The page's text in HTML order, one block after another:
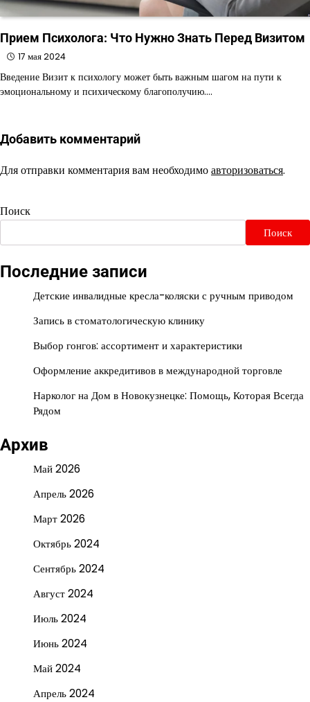
Прием Психолога: Что Нужно Знать Перед Визитом
17 мая 2024
Введение Визит к психологу может быть важным шагом на пути к
эмоциональному и психическому благополучию.…
Добавить комментарий
Для отправки комментария вам необходимоавторизоваться.
Поиск
Поиск
Последние записи
Детские инвалидные кресла-коляски с ручным приводом
Запись в стоматологическую клинику
Выбор гонгов: ассортимент и характеристики
Оформление аккредитивов в международной торговле
Нарколог на Дом в Новокузнецке: Помощь, Которая Всегда
Рядом
Архив
Май 2026
Апрель 2026
Март 2026
Октябрь 2024
Сентябрь 2024
Август 2024
Июль 2024
Июнь 2024
Май 2024
Апрель 2024